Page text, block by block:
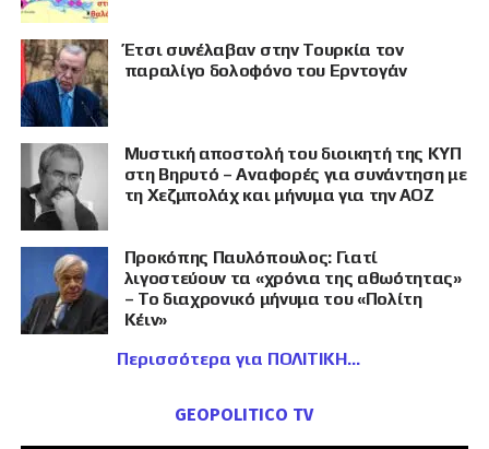
Έτσι συνέλαβαν στην Τουρκία τον
παραλίγο δολοφόνο του Ερντογάν
Μυστική αποστολή του διοικητή της ΚΥΠ
στη Βηρυτό – Αναφορές για συνάντηση με
τη Χεζμπολάχ και μήνυμα για την ΑΟΖ
Προκόπης Παυλόπουλος: Γιατί
λιγοστεύουν τα «χρόνια της αθωότητας»
– Το διαχρονικό μήνυμα του «Πολίτη
Κέιν»
Περισσότερα για ΠΟΛΙΤΙΚΗ
GEOPOLITICO TV